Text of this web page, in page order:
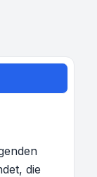
die